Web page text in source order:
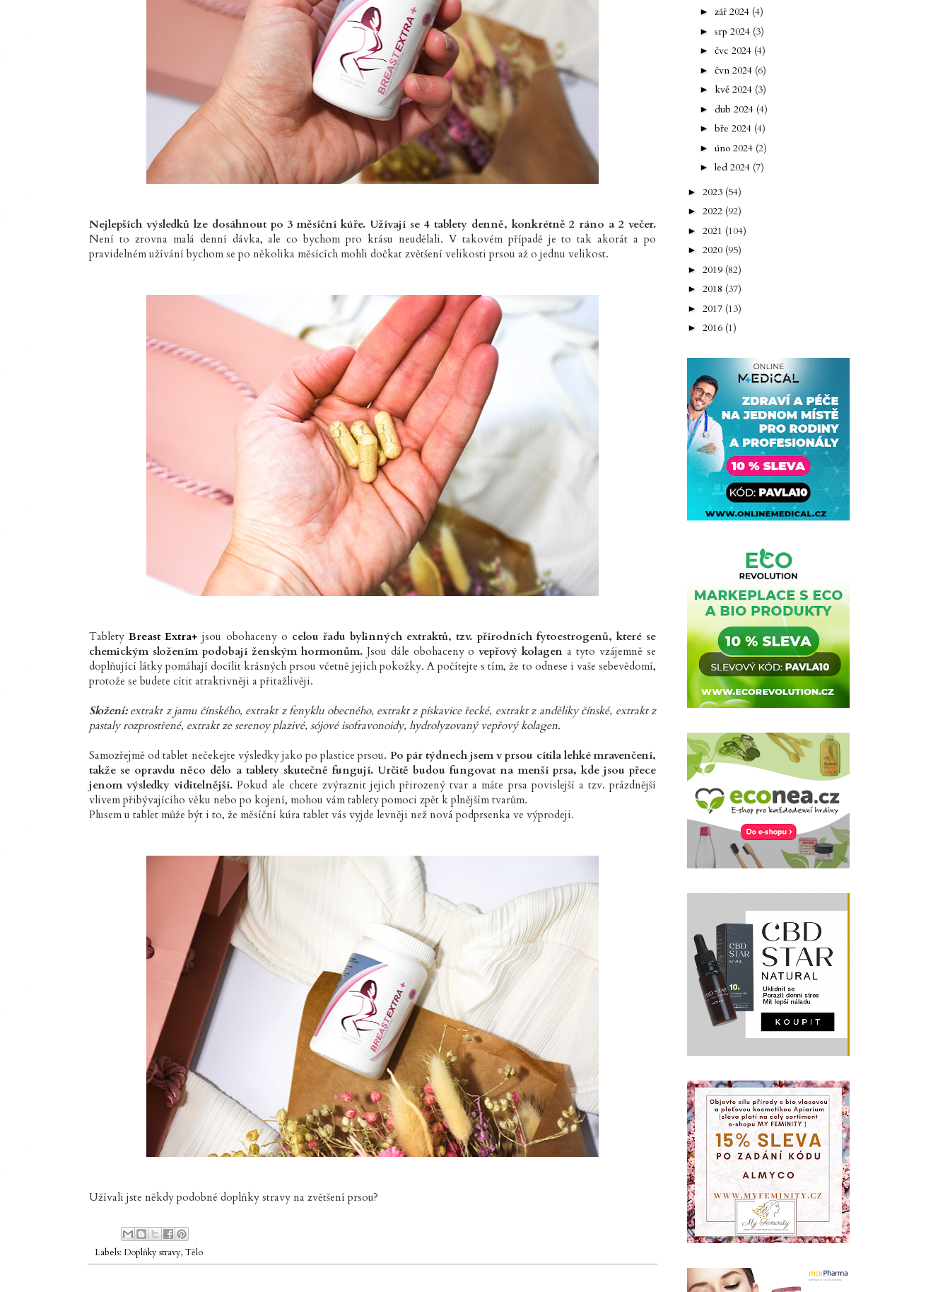
Nejlepších výsledků lze dosáhnout po 3 měsíční kúře. Užívají se 4 tablety denně, konkrétně 2 ráno a 2 večer.
Není to zrovna malá denní dávka, ale co bychom pro krásu neudělali. V takovém případě je to tak akorát a po
pravidelném užívání bychom se po několika měsících mohli dočkat zvětšení velikosti prsou až o jednu velikost.
TabletyBreast Extra+ jsou obohaceny o celou řadu bylinných extraktů, tzv. přírodních fytoestrogenů, které se
chemickým složením podobají ženským hormonům.Jsou dále obohaceny ovepřový kolagen a tyto vzájemně se
doplňující látky pomáhají docílit krásných prsou včetně jejich pokožky. A počítejte s tím, že to odnese i vaše sebevědomí,
protože se budete cítit atraktivněji a přitažlivěji.
Složení:extrakt z jamu čínského, extrakt z fenyklu obecného, extrakt z pískavice řecké, extrakt z anděliky čínské, extrakt z
pastaly rozprostřené, extrakt ze serenoy plazivé, sójové isofravonoidy, hydrolyzovaný vepřový kolagen.
Samozřejmě od tablet nečekejte výsledky jako po plastice prsou. Po pár týdnech jsem v prsou cítila lehké mravenčení,
takže se opravdu něco dělo a tablety skutečně fungují. Určitě budou fungovat na menší prsa, kde jsou přece
jenom výsledky viditelnější. Pokud ale chcete zvýraznit jejich přirozený tvar a máte prsa povislejší a tzv. prázdnější
vlivem přibývajícího věku nebo po kojení, mohou vám tablety pomoci zpět k plnějším tvarům.
Plusem u tablet může být i to, že měsíční kúra tablet vás vyjde levněji než nová podprsenka ve výprodeji.
Užívali jste někdy podobné doplňky stravy na zvětšení prsou?
Labels: Doplňky stravy, Tělo
► zář 2024 (4)
► srp 2024 (3)
► čvc 2024 (4)
► čvn 2024 (6)
► kvě 2024 (3)
► dub 2024 (4)
► bře 2024 (4)
► úno 2024 (2)
► led 2024 (7)
► 2023 (54)
► 2022 (92)
► 2021 (104)
► 2020 (95)
► 2019 (82)
► 2018 (37)
► 2017 (13)
► 2016 (1)